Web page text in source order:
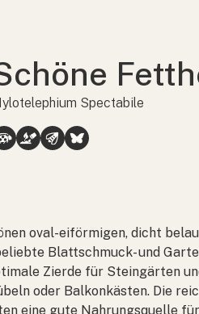
Spectabile
oval-eiförmigen, dicht
Blattschmuck- und
Zierde für Steingärten
oder Balkonkästen. Die
eine gute Nahrungsquelle